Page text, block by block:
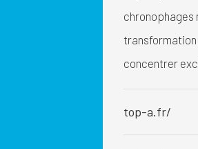
chronophages
concentrer
top-a.fr/